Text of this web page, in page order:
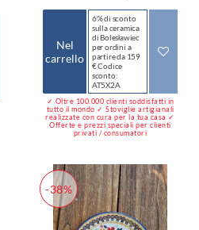
Nel
carrello
6% di sconto
sulla ceramica
di Bolesławiec
per ordini a
partire da 159
€ Codice
sconto:
AT5X2A
✓ Oltre 100.000 clienti soddisfatti in
tutto il mondo ✓ Stoviglie artigianali
realizzate con cura per la tua casa ✓
Offerte e prezzi speciali per clienti
privati / consumatori
-38%